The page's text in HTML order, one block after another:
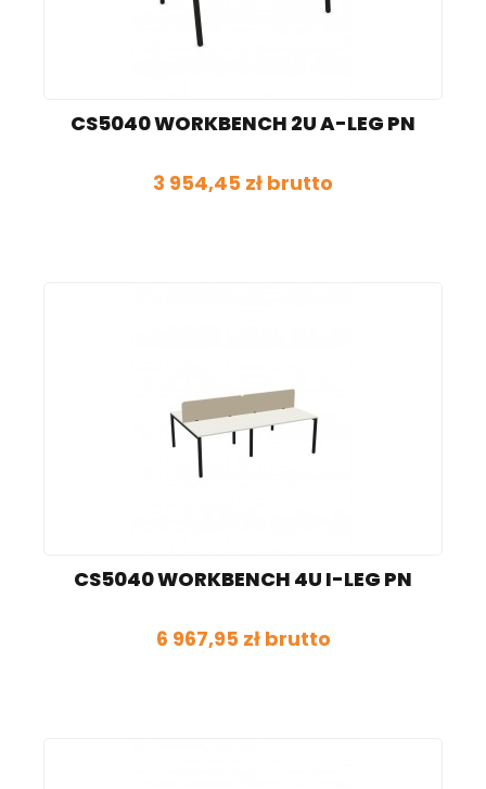
CS5040 WORKBENCH 2U A-LEG PN
3 954,45 zł brutto
CS5040 WORKBENCH 4U I-LEG PN
6 967,95 zł brutto